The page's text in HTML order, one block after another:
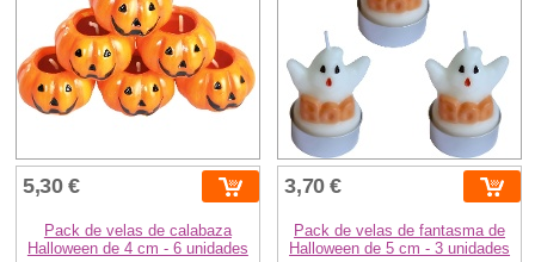
5,30 €
Pack de velas de calabaza
Halloween de 4 cm - 6 unidades
3,70 €
Pack de velas de fantasma de
Halloween de 5 cm - 3 unidades